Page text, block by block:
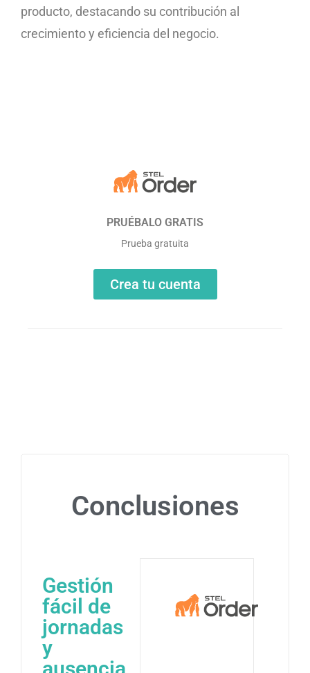
producto, destacando su contribución al
crecimiento y eficiencia del negocio.
PRUÉBALO GRATIS
Prueba gratuita
Crea tu cuenta
Conclusiones
Gestión
fácil de
jornadas
y